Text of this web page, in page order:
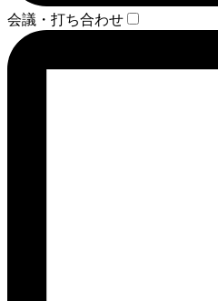
会議・打ち合わせ